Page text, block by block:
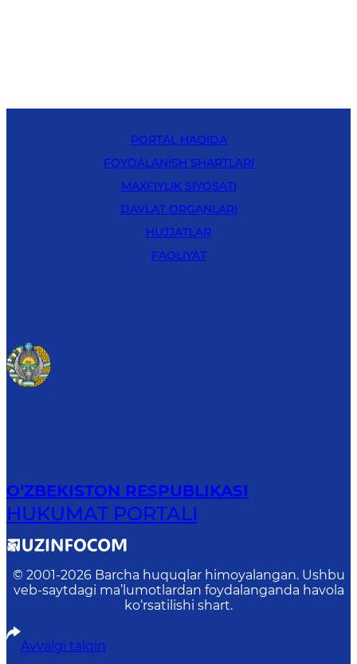
PORTAL HAQIDA
FOYDALANISH SHARTLARI
MAXFIYLIK SIYOSATI
DAVLAT ORGANLARI
HUJJATLAR
FAOLIYAT
O‘ZBEKISTON RESPUBLIKASI
HUKUMAT PORTALI
© 2001-2026 Barcha huquqlar himoyalangan. Ushbu
veb-saytdagi ma’lumotlardan foydalanganda havola
ko‘rsatilishi shart.
Avvalgi talqin